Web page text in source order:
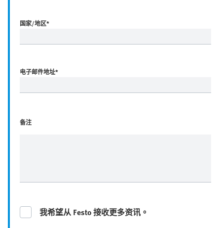
国家/地区*
电子邮件地址*
备注
我希望从 Festo 接收更多资讯。